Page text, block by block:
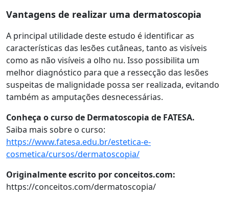
Vantagens de realizar uma dermatoscopia
A principal utilidade deste estudo é identificar as
características das lesões cutâneas, tanto as visíveis
como as não visíveis a olho nu. Isso possibilita um
melhor diagnóstico para que a ressecção das lesões
suspeitas de malignidade possa ser realizada, evitando
também as amputações desnecessárias.
Conheça o curso de Dermatoscopia de FATESA.
Saiba mais sobre o curso:
https://www.fatesa.edu.br/estetica-e-
cosmetica/cursos/dermatoscopia/
Originalmente escrito por conceitos.com:
https://conceitos.com/dermatoscopia/